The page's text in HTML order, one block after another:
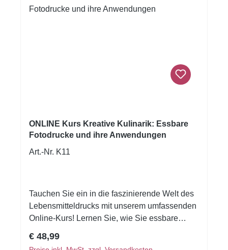
584x159x310mm • Gewicht: 8.10kg •
Lebensmittelpatronen: Art.Nr. 2479 Passende
ausgeliefert.
ONLINE Kurs Kreative Kulinarik: Essbare
Fotodrucke und ihre Anwendungen
Art.-Nr. K11
Tauchen Sie ein in die faszinierende Welt des
Lebensmitteldrucks mit unserem umfassenden
Online-Kurs! Lernen Sie, wie Sie essbare
können – ob auf Baiser, Gebäck oder anderen
Regulärer Preis:
€ 48,99